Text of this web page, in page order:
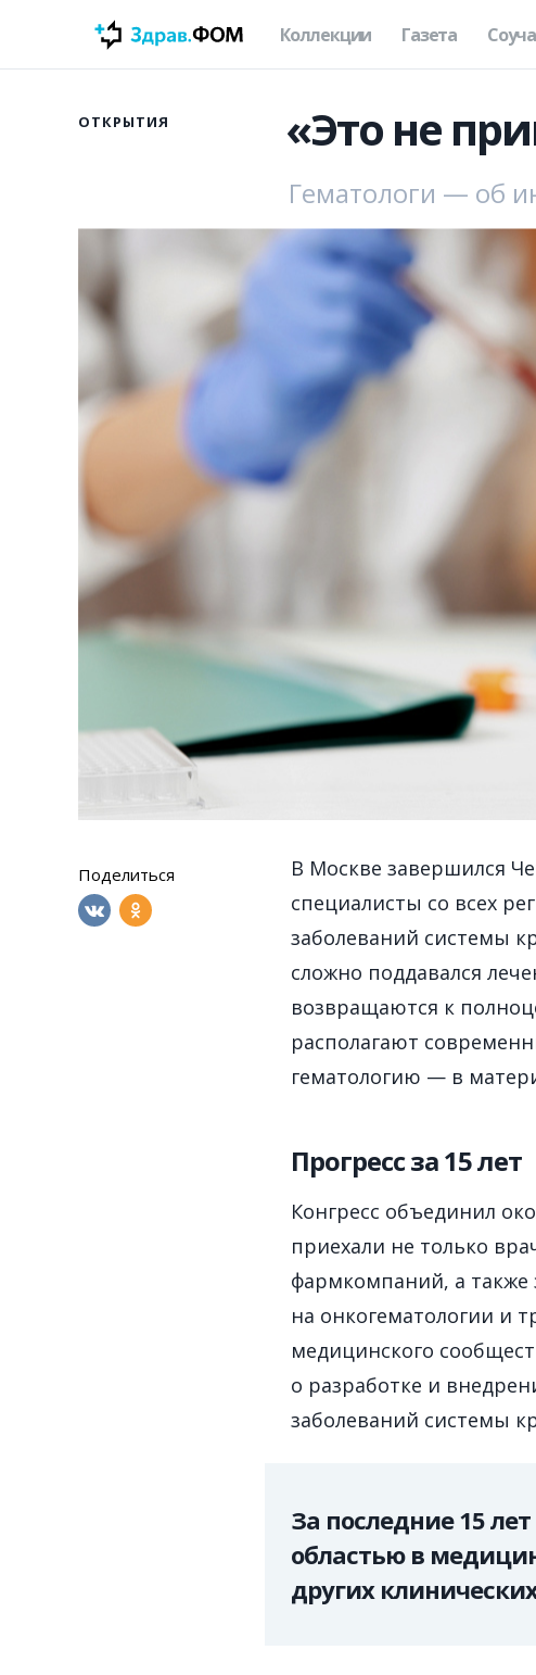
Коллекции Газета
ОТКРЫТИЯ «Это не
Гематологи — об
Поделиться
В Москве завершился
специалисты со всех
заболеваний системы
сложно поддавался
возвращаются к
располагают
гематологию — в
Прогресс за 15 лет
Конгресс объединил
приехали не только
фармкомпаний, а
на онкогематологии и
медицинского
о разработке и
заболеваний системы
За последние 15
областью в
других